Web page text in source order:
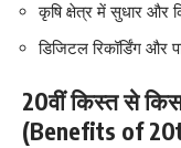
कृषि क्षेत्र में सुधार और
डिजिटल रिकॉर्डिंग और
20वीं किस्त से
(Benefits of